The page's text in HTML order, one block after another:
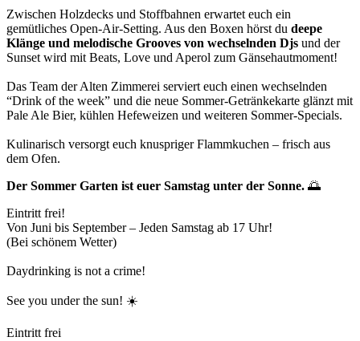
Zwischen Holzdecks und Stoffbahnen erwartet euch ein
gemütliches Open-Air-Setting. Aus den Boxen hörst du deepe
Klänge und melodische Grooves von wechselnden Djs und der
Sunset wird mit Beats, Love und Aperol zum Gänsehautmoment!
Das Team der Alten Zimmerei serviert euch einen wechselnden
“Drink of the week” und die neue Sommer-Getränkekarte glänzt mit
Pale Ale Bier, kühlen Hefeweizen und weiteren Sommer-Specials.
Kulinarisch versorgt euch knuspriger Flammkuchen – frisch aus
dem Ofen.
Der Sommer Garten ist euer Samstag unter der Sonne. 🌅
Eintritt frei!
Von Juni bis September – Jeden Samstag ab 17 Uhr!
(Bei schönem Wetter)
Daydrinking is not a crime!
See you under the sun! ☀️
Eintritt frei